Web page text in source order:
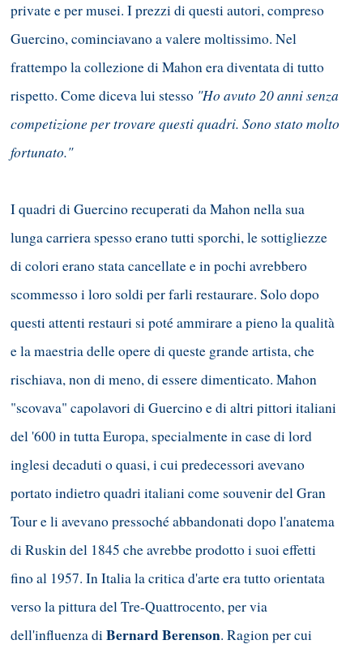
private e per musei. I prezzi di questi autori, compreso
Guercino, cominciavano a valere moltissimo. Nel
frattempo la collezione di Mahon era diventata di tutto
rispetto. Come diceva lui stesso "Ho avuto 20 anni senza
competizione per trovare questi quadri. Sono stato molto
fortunato."
I quadri di Guercino recuperati da Mahon nella sua
lunga carriera spesso erano tutti sporchi, le sottigliezze
di colori erano stata cancellate e in pochi avrebbero
scommesso i loro soldi per farli restaurare. Solo dopo
questi attenti restauri si poté ammirare a pieno la qualità
e la maestria delle opere di queste grande artista, che
rischiava, non di meno, di essere dimenticato. Mahon
"scovava" capolavori di Guercino e di altri pittori italiani
del '600 in tutta Europa, specialmente in case di lord
inglesi decaduti o quasi, i cui predecessori avevano
portato indietro quadri italiani come souvenir del Gran
Tour e li avevano pressoché abbandonati dopo l'anatema
di Ruskin del 1845 che avrebbe prodotto i suoi effetti
fino al 1957. In Italia la critica d'arte era tutto orientata
verso la pittura del Tre-Quattrocento, per via
dell'influenza diBernard Berenson. Ragion per cui